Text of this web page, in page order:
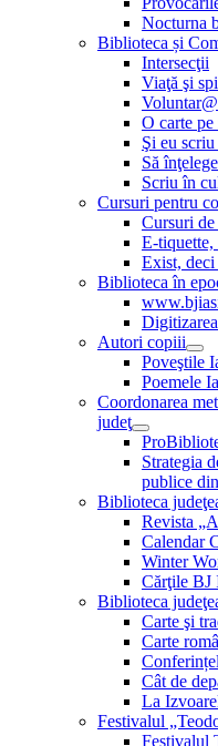
Nocturna
Biblioteca și
Intersecţii
Viaţă şi
O carte pe
Şi eu
Să
Scriu în
Cursuri pentru
Cursuri
E-tiquette,
Exist,
Biblioteca în
Autori copiii
Poveştile
Poemele
Coordonarea
judeţ
Strategia
publice
Biblioteca
Revista
Calendar
Winter
Cărţile BJ
Biblioteca
Carte şi
Carte
Cât de
La
Festivalul
Festivalul